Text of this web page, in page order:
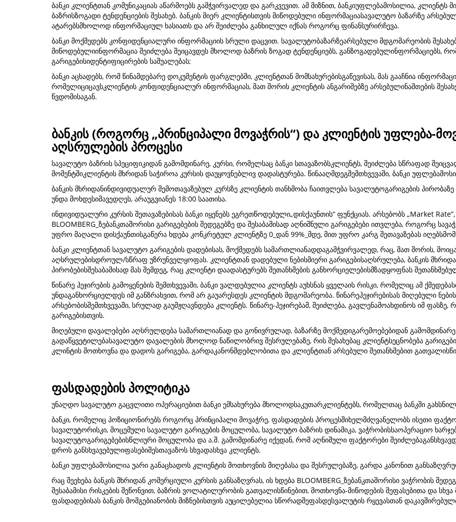
ბანკი კლიენტთან კომუნიკაციას აწარმოებს გამჭვირვალედ და გარკვევით. ამ მიზნით, ბანკიუფლებამოსილია, კლიენტს
ბაზრისზოგადი ტენდენციების შესახებ. ბანკის მიერ კლიენტისთვის მიწოდებული ინფორმაციასავალუტო ბაზარზე
ატარებსმხოლოდ ინფორმაციულ ხასიათს და არ შეიძლება განხილულ იქნას როგორც ფინანსურირჩევა.
ბანკი მოქმედებს კონფიდენციალური ინფორმაციის სრული დაცვით. სავალუტობაზარზეარსებული მდგომარეობის
მიწოდებულიინფორმაცია შეიძლება შეიცავდეს მხოლოდ ბაზრის ზოგად ტენდენციებს, განზოგადებულინფორმაციებს,
გარიგებისიდენტიფიცირების საშუალებას;
ბანკი აცხადებს, რომ წინამდებარე დოკუმენტის ფარგლებში, კლიენტთან მომსახურებისგაწევისას, მას გააჩნია
რომელიციცავსკლიენტის კონფიდენციალურ ინფორმაციას, მათ შორის კლიენტის ანგარიშებზე არსებულინაშთების
წვდომისაგან.
ბანკის (როგორც „პრინციპალი მოვაჭრის“) და კლიენტის უფლება-
აღსრულების პროცესი
სავალუტო ბაზრის სპეციფიკიდან გამომდინარე, კურსი, რომელსაც ბანკი სთავაზობსკლიენტს, შეიძლება სწრაფად
მომენტშიკლიენტის მხრიდან საჭიროა კურსის დაუყოვნებლივ დადასტურება. წინააღმდეგშემთხვევაში, ბანკი
ბანკის მხრიდანინდივიდუალურ შემოთავაზებულ კურსზე კლიენტის თანხმობა ჩაითვლება სავალუტოგარიგების
უნდა მოხდესიმავედღეს, არაუგვიანეს 18:00 საათისა.
ინდივიდუალური კურსის შეთავაზებისას ბანკი იყენებს ეგრეთწოდებული„დისქაუნთის“ ფუნქციას. არსებობს „Market
BLOOMBERG_ზებანკთაშორისი გარიგებების შედეგებზე და შესაბამისად აღნიშნული გარიგებები ითვლება, როგორც
უფრო მაღალი დისქაუნთისგაწერა ხდება კონკრეტულ კლიენტზე 0_დან 99%_მდე, მით უფრო კარგ შეთავაზებას
ბანკი კლიენტთან სავალუტო გარიგების დადებისას, მოქმედებს სამართლიანადდაგამჭვირვალედ, რაც, მათ შორის,
აღსრულებისდროულ/სწრაფ უზრუნველყოფას. კლიენტთან დადებული ნებისმიერი გარიგებისაღსრულება, ბანკის
პირობებისშესაბამისად მას შემდეგ, რაც კლიენტი დაადასტურებს შეთანხმების განხორციელებისმზადყოფნას
წინარე ჰეჯირების გამოყენების შემთხვევაში, ბანკი ვალდებულია კლიენტს აუხსნას ყველაის რისკი, რომელიც ამ
უნდაგანხორციელდეს იმ განზრახვით, რომ არ გაუარესდეს კლიენტის მდგომარეობა. წინარეჰეჯირებისას მიღებული
არსებობისშემთხვევაში, სრულად გაუმჟღავნდება კლიენტს. წინარე-ჰეჯირებამ, შეიძლება, გავლენამოახდინოს იმ
გარიგებისთვის.
მიღებული დავალებები აღსრულდება სამართლიანად და გონივრულად, ბაზარზე მოქმედიგარემოებებიდან გამომდინარე.
გადაწყვეტილებასავალუტო დავალების მხოლოდ ნაწილობრივ შესრულებაზე, რის შესახებაც კლიენტსეცნობება
კლინტის მოთხოვნა და დადოს გარიგება, გარდაკანონმდებლობითა და კლიენტთან არსებული შეთანხმებით
ფასდადების პოლიტიკა
უნაღდო სავალუტო გაცვლითი ოპერაციებით ბანკი ემსახურება მხოლოდსაკუთარკლიენტებს, რომელთაც ბანკში
ბანკი, რომელიც პოზიციონირებს როგორც პრინციპალი მოვაჭრე, ფასდადების პროცესშიხელმძღვანელობს ისეთი
სავალუტორისკი, მოცემული სავალუტო გარიგების მოცულობა, სავალუტო ბაზრის დინამიკა, ვაჭრობისსაოპერაციო
სავალუტოგარიგებებისწლიური მოცულობა და ა.შ. გამომდინარე იქედან, რომ აღნიშული ფაქტორები
დროს განსხვავებულიფასებიშესთავაზოს სხვადასხვა კლიენტს.
ბანკი უფლებამოსილია უარი განაცხადოს კლიენტის მოთხოვნის მიღებასა და შესრულებაზე, გარდა კანონით
რაც შეეხება ბანკის მხრიდან კომერციული კურსის განსაზღვრას, ის ხდება BLOOMBERG_ზებანკთაშორისი ვაჭრობის
შესაბამისი რისკების შეწონვით, ბაზრის ვოლატილურობის გათვალისწინებით, მოთხოვნა-მიწოდების შეფასებითა და
ფასდადებისას ბანკის მომგებიანობის მიზნებისთვის აუცილებელია სწორადშეფასდესვალუტის რყევასთან